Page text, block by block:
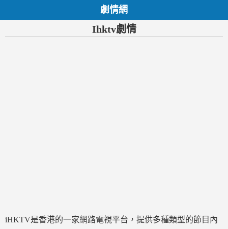
劇情網
Ihktv劇情
iHKTV是香港的一家網路電視平台，提供多種類型的節目內